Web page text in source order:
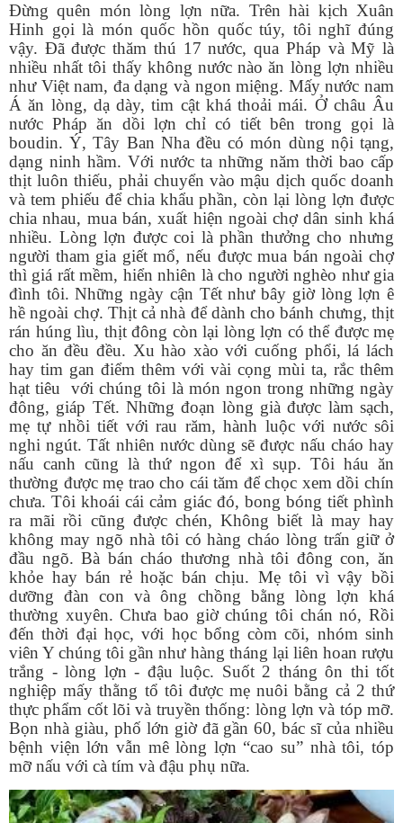
Đừng quên món lòng lợn nữa. Trên hài kịch Xuân
Hinh gọi là món quốc hồn quốc túy, tôi nghĩ đúng
vậy. Đã được thăm thú 17 nước, qua Pháp và Mỹ là
nhiều nhất tôi thấy không nước nào ăn lòng lợn nhiều
như Việt nam, đa dạng và ngon miệng. Mấy nước nam
Á ăn lòng, dạ dày, tim cật khá thoải mái. Ở châu Âu
nước Pháp ăn dồi lợn chỉ có tiết bên trong gọi là
boudin. Ý, Tây Ban Nha đều có món dùng nội tạng,
dạng ninh hầm. Với nước ta những năm thời bao cấp
thịt luôn thiếu, phải chuyển vào mậu dịch quốc doanh
và tem phiếu để chia khẩu phần, còn lại lòng lợn được
chia nhau, mua bán, xuất hiện ngoài chợ dân sinh khá
nhiều. Lòng lợn được coi là phần thưởng cho nhưng
người tham gia giết mổ, nếu được mua bán ngoài chợ
thì giá rất mềm, hiển nhiên là cho người nghèo như gia
đình tôi. Những ngày cận Tết như bây giờ lòng lợn ê
hề ngoài chợ. Thịt cả nhà để dành cho bánh chưng, thịt
rán húng lìu, thịt đông còn lại lòng lợn có thể được mẹ
cho ăn đều đều. Xu hào xào với cuống phổi, lá lách
hay tim gan điểm thêm với vài cọng mùi ta, rắc thêm
hạt tiêu với chúng tôi là món ngon trong những ngày
đông, giáp Tết. Những đoạn lòng già được làm sạch,
mẹ tự nhồi tiết với rau răm, hành luộc với nước sôi
nghi ngút. Tất nhiên nước dùng sẽ được nấu cháo hay
nấu canh cũng là thứ ngon để xì sụp. Tôi háu ăn
thường được mẹ trao cho cái tăm để chọc xem dồi chín
chưa. Tôi khoái cái cảm giác đó, bong bóng tiết phình
ra mãi rồi cũng được chén, Không biết là may hay
không may ngõ nhà tôi có hàng cháo lòng trấn giữ ở
đầu ngõ. Bà bán cháo thương nhà tôi đông con, ăn
khỏe hay bán rẻ hoặc bán chịu. Mẹ tôi vì vậy bồi
dưỡng đàn con và ông chồng bằng lòng lợn khá
thường xuyên. Chưa bao giờ chúng tôi chán nó, Rồi
đến thời đại học, với học bổng còm cõi, nhóm sinh
viên Y chúng tôi gần như hàng tháng lại liên hoan rượu
trắng - lòng lợn - đậu luộc. Suốt 2 tháng ôn thi tốt
nghiệp mấy thằng tổ tôi được mẹ nuôi bằng cả 2 thứ
thực phẩm cốt lõi và truyền thống: lòng lợn và tóp mỡ.
Bọn nhà giàu, phố lớn giờ đã gần 60, bác sĩ của nhiều
bệnh viện lớn vẫn mê lòng lợn “cao su” nhà tôi, tóp
mỡ nấu với cà tím và đậu phụ nữa.